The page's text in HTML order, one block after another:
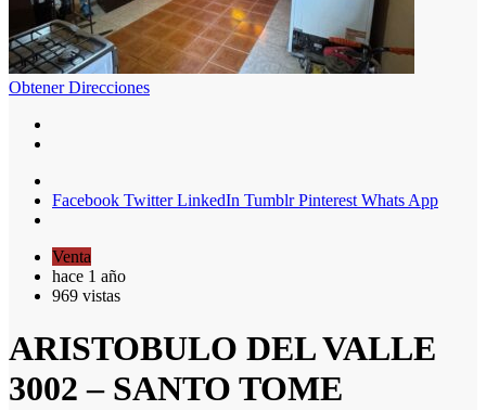
Obtener Direcciones
Facebook Twitter LinkedIn Tumblr Pinterest Whats App
Venta
hace 1 año
969 vistas
ARISTOBULO DEL VALLE
3002 – SANTO TOME